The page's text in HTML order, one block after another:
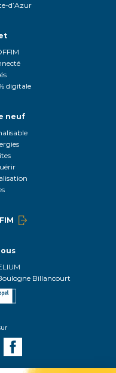
d’Azur
digitale
neuf
Billancourt